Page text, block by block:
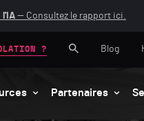
l'IA — Consultez le rapport ici.
Partenaires
? Blog